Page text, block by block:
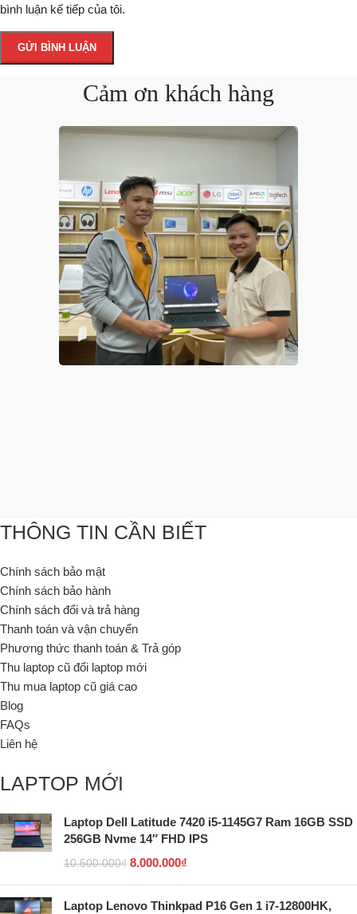
bình luận kế tiếp của tôi.
Cảm ơn khách hàng
THÔNG TIN CẦN BIẾT
Chính sách bảo mật
Chính sách bảo hành
Chính sách đổi và trả hàng
Thanh toán và vận chuyển
Phương thức thanh toán & Trả góp
Thu laptop cũ đổi laptop mới
Thu mua laptop cũ giá cao
Blog
FAQs
Liên hệ
LAPTOP MỚI
Laptop Dell Latitude 7420 i5-1145G7 Ram 16GB SSD
256GB Nvme 14″ FHD IPS
10.500.000₫ 8.000.000₫
Laptop Lenovo Thinkpad P16 Gen 1 i7-12800HK,